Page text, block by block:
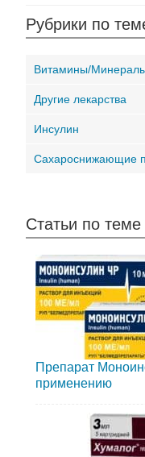
Рубрики по
Витамины/
Другие лекарства
Инсулин
Сахароснижающие
Статьи по теме
Препарат
применению